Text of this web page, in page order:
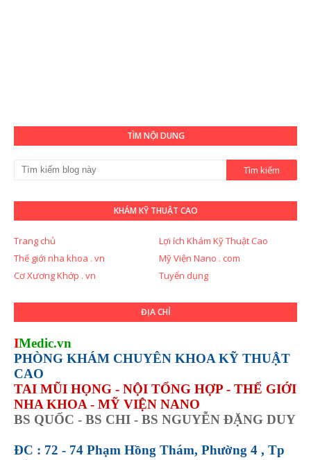
TÌM NỘI DUNG
KHÁM KỸ THUẬT CAO
Trang chủ
Lợi ích Khám Kỹ Thuật Cao
Thế giới nha khoa . vn
Mỹ Viện Nano . com
Cơ Xương Khớp . vn
Tuyển dụng
ĐỊA CHỈ
IMedic.vn
PHÒNG KHÁM CHUYÊN KHOA KỸ THUẬT
CAO
TAI MŨI HỌNG - NỘI TỔNG HỢP - THẾ GIỚI
NHA KHOA - MỸ VIỆN NANO
BS QUỐC - BS CHI - BS NGUYỄN ĐẶNG DUY
ĐC : 72 - 74 Phạm Hồng Thám, Phường 4 , Tp